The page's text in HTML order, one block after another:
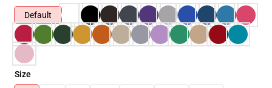
Default
Size